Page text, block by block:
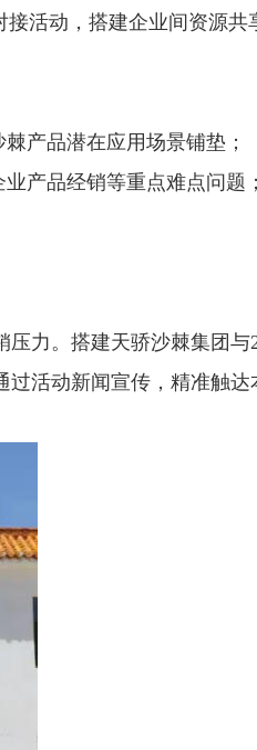
活动，搭建企业间资源共
产品潜在应用场景铺垫；
产品经销等重点难点问题
力。搭建天骄沙棘集团与
活动新闻宣传，精准触达